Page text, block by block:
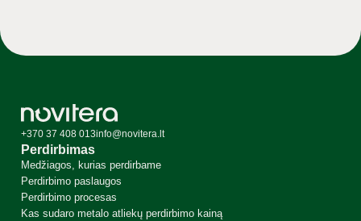
+370 37 408 013info@novitera.lt
Perdirbimas
Medžiagos, kurias perdirbame
Perdirbimo paslaugos
Perdirbimo procesas
Kas sudaro metalo atliekų perdirbimo kainą